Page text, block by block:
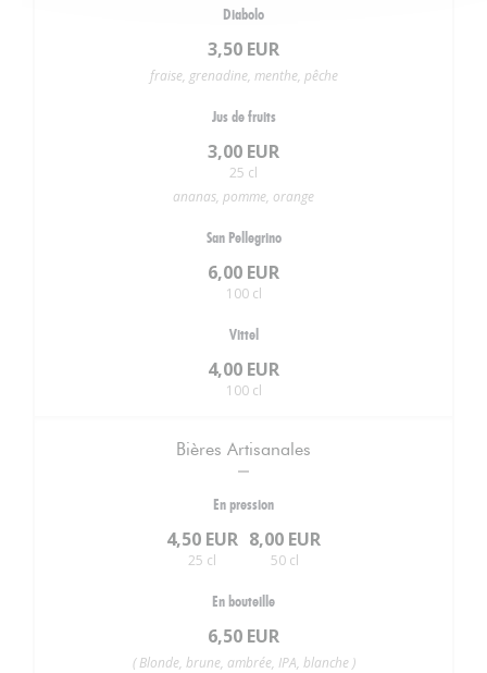
Diabolo
3,50 EUR
fraise, grenadine, menthe, pêche
Jus de fruits
3,00 EUR
25 cl
ananas, pomme, orange
San Pellegrino
6,00 EUR
100 cl
Vittel
4,00 EUR
100 cl
Bières Artisanales
En pression
4,50 EUR
25 cl
8,00 EUR
50 cl
En bouteille
6,50 EUR
( Blonde, brune, ambrée, IPA, blanche )